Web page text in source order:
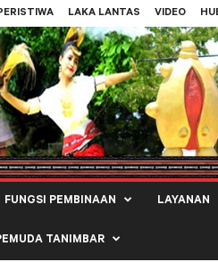
LAKA LANTAS VIDEO
FUNGSI PEMBINAAN LAYANAN
TANIMBAR